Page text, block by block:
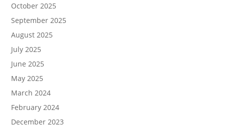
October 2025
September 2025
August 2025
July 2025
June 2025
May 2025
March 2024
February 2024
December 2023